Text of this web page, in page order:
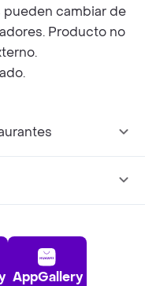
pueden cambiar de
Producto no
AppGallery